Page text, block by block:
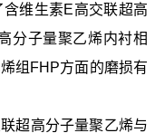
维生素E高交联超高
分子量聚乙烯内衬相
组FHP方面的磨损有
超高分子量聚乙烯与